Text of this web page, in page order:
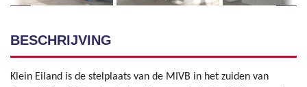
BESCHRIJVING
Klein Eiland is de stelplaats van de MIVB in het zuiden van